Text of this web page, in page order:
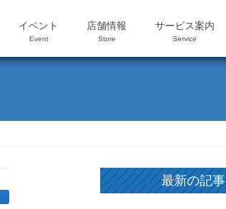
イベント
Event
店舗情報
Store
サービス案内
Service
最新の記事